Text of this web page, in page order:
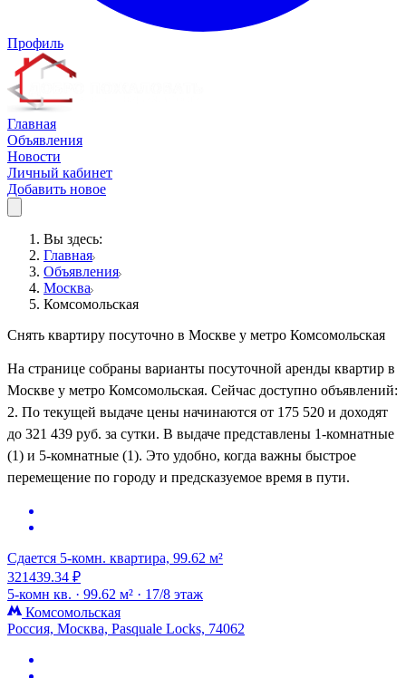
Профиль
Главная
Объявления
Новости
Личный кабинет
Добавить новое
Вы здесь:
Главная
Объявления
Москва
Комсомольская
Снять квартиру посуточно в Москве у метро Комсомольская
На странице собраны варианты посуточной аренды квартир в
Москве у метро Комсомольская. Сейчас доступно объявлений:
2. По текущей выдаче цены начинаются от 175 520 и доходят
до 321 439 руб. за сутки. В выдаче представлены 1-комнатные
(1) и 5-комнатные (1). Это удобно, когда важны быстрое
перемещение по городу и предсказуемое время в пути.
Сдается 5-комн. квартира, 99.62 м²
321439.34 ₽
5-комн кв. · 99.62 м² · 17/8 этаж
Комсомольская
Россия, Москва, Pasquale Locks, 74062